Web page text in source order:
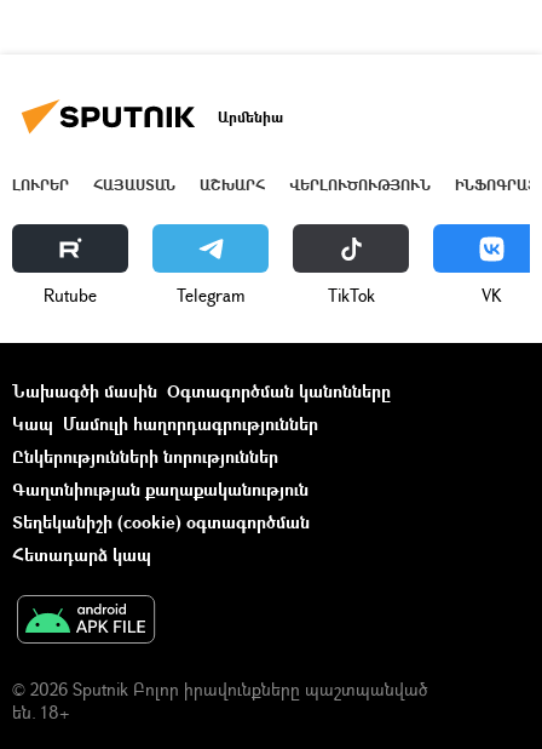
Արմենիա
ԼՈՒՐԵՐ ՀԱՅԱՍՏԱՆ ԱՇԽԱՐՀ ՎԵՐԼՈՒԾՈՒԹՅՈՒՆ
Rutube Telegram ТikТоk VK
Նախագծի մասին Օգտագործման կանոնները
Կապ Մամուլի հաղորդագրություններ
Ընկերությունների նորություններ
Գաղտնիության քաղաքականություն
Տեղեկանիշի (cookie) օգտագործման
Հետադարձ կապ
© 2026 Sputnik Բոլոր իրավունքները պաշտպանված
են. 18+